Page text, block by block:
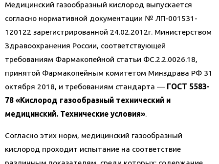
Медицинский газообразный кислород выпускается
согласно нормативной документации № ЛП-001531-
120122 зарегистрированной 24.02.2012г. Министерством
Здравоохранения России, соответствующей
требованиям Фармакопейной статьи ФС.2.2.0026.18,
принятой Фармакопейным комитетом Минздрава РФ 31
октября 2018, и требованиям стандарта — ГОСТ 5583-
78 «Кислород газообразный технический и
медицинский. Технические условия».
Согласно этих норм, медицинский газообразный
кислород проходит испытание на соответствие